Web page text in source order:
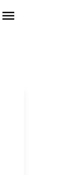
menu